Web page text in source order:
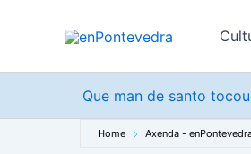
Que man de santo
Home Axenda -